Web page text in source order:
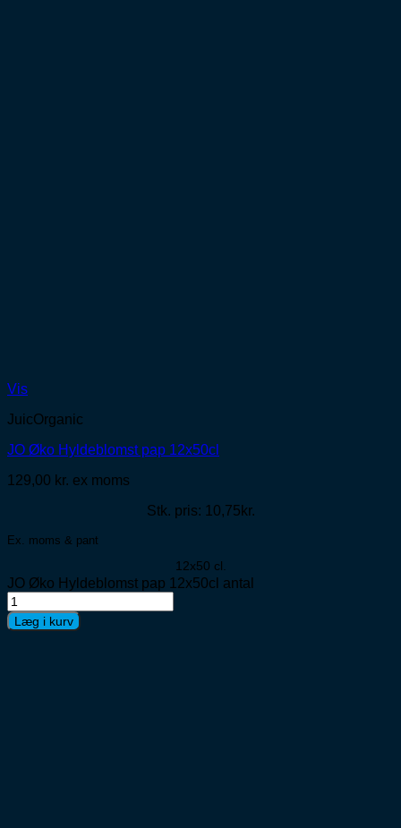
Vis
JuicOrganic
JO Øko Hyldeblomst pap 12x50cl
129,00 kr. ex moms
Stk. pris: 10,75kr.
Ex. moms & pant
12x50 cl.
JO Øko Hyldeblomst pap 12x50cl antal
Læg i kurv